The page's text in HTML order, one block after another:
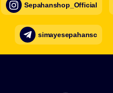
Sepahanshop_Official
simayesepahansc